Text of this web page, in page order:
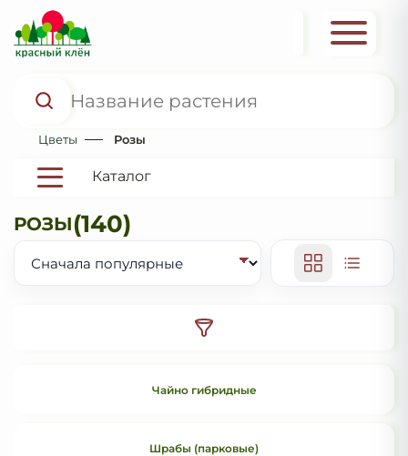
Цветы Розы
Каталог
РОЗЫ(140)
Чайно гибридные
Шрабы (парковые)